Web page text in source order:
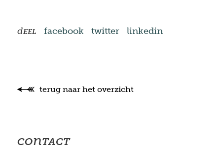
dEEL facebook twitter linkedin
terug naar het overzicht
conTACT